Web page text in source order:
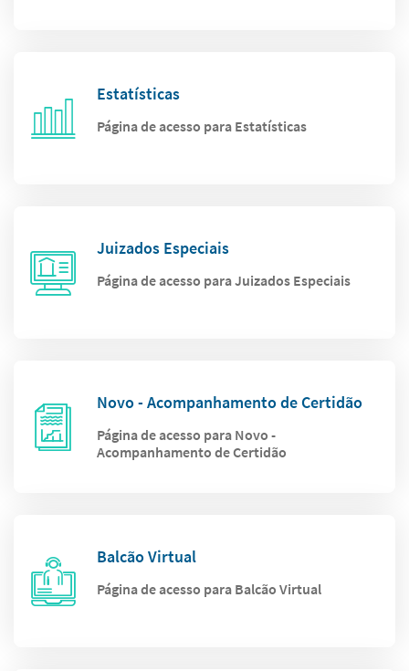
Estatísticas
Página de acesso para Estatísticas
Juizados Especiais
Página de acesso para Juizados Especiais
Novo - Acompanhamento de Certidão
Página de acesso para Novo -
Acompanhamento de Certidão
Balcão Virtual
Página de acesso para Balcão Virtual